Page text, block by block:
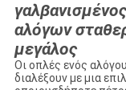
αλόγων
μεγάλος
Οι οπλές ενός
διαλέξουν με μια